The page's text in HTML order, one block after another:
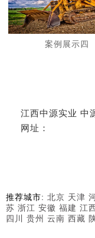
案例展示四
江西中源实业 中
网址：
推荐城市: 北京 天津
苏 浙江 安徽 福建 江
四川
贵州 云南 西藏